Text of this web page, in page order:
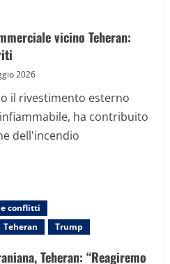
vicino Teheran:
2026
il rivestimento esterno
ha contribuito
dell'incendio
conflitti
Teheran Trump
Teheran: “Reagiremo